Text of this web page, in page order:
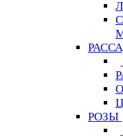
РОЗЫ